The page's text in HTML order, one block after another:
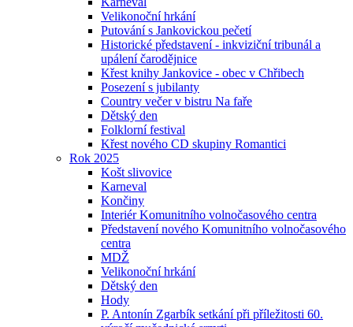
Velikonoční hrkání
Putování s Jankovickou pečetí
Historické představení - inkviziční tribunál a
upálení čarodějnice
Křest knihy Jankovice - obec v Chřibech
Posezení s jubilanty
Country večer v bistru Na faře
Dětský den
Folklorní festival
Křest nového CD skupiny Romantici
Rok 2025
Košt slivovice
Karneval
Končiny
Interiér Komunitního volnočasového centra
Představení nového Komunitního volnočasového
centra
MDŽ
Velikonoční hrkání
Dětský den
Hody
P. Antonín Zgarbík setkání při příležitosti 60.